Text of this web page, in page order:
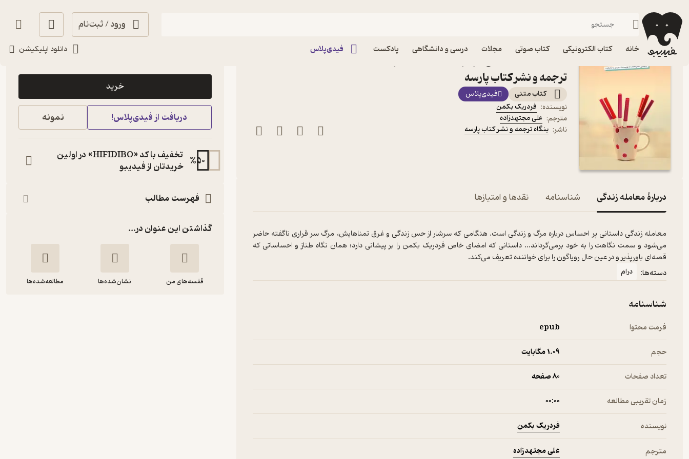
ورود / ثبت‌نام
خانه کتاب الکترونیکی کتاب صوتی مجلات درسی و دانشگاهی پادکست فیدی‌پلاس دانلود اپلیکیشن
فیدیبو کتاب الکترونیکی
ترجمه و نشر کتاب پارسه
کتاب متنی
فیدی‌پلاس
نویسنده: فردریک بکمن
مترجم: علی مجتهدزاده
ناشر: بنگاه ترجمه و نشر کتاب پارسه
دربارۀ معامله زندگی شناسنامه نقدها و امتیازها
معامله زندگی داستانی پر احساس درباره مرگ و زندگی است. هنگامی که سرشار از حس زندگی و غرق تمناهایش، مرگ سر قراری ناگفته حاضر
می‌شود و سمت نگاهت را به خود برمی‌گرداند... داستانی که امضای خاص فردریک بکمن را بر پیشانی دارد؛ همان نگاه طناز و احساساتی که
قصه‌ای باورپذیر و در عین حال رویاگون را برای خواننده تعریف می‌کند.
دسته‌ها: درام
شناسنامه
فرمت محتوا epub
حجم 1.۰۹ مگابایت
تعداد صفحات 80 صفحه
زمان تقریبی مطالعه ۰۰:۰۰
نویسنده فردریک بکمن
مترجم علی مجتهدزاده
95,000
خرید
دریافت از فیدی‌پلاس! نمونه
%50
تخفیف با کد «HIFIDIBO» در اولین
خریدتان از فیدیبو
فهرست مطالب
گذاشتن این عنوان در...
قفسه‌های من نشان‌شده‌ها مطالعه‌شده‌ها